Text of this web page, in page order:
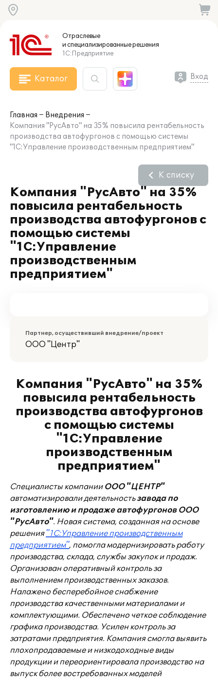
Отраслевые
и специализированныерешения
1С:Предприятие
Каталог Вход
Главная
Внедрения
Компания "РусАвто" на 35% повысила рентабельность
производства автофургонов с помощью системы
"1С:Управление производственным предприятием"
Компания "РусАвто" на 35%
повысила рентабельность
производства автофургонов с
помощью системы
"1С:Управление
производственным
предприятием"
К списку
Партнер, осуществивший внедрение/проект
ООО "Центр"
Компания "РусАвто" на 35%
повысила рентабельность
производства автофургонов
с помощью системы
"1С:Управление
производственным
предприятием"
Специалисты компании ООО "ЦЕНТР"
автоматизировали деятельностьзавода по
изготовлению и продаже автофургонов ООО
"РусАвто". Новая система, созданная на основе
решения "1С:Управление производственным
предприятием", помогла модернизировать работу
производства, склада, службы закупок и продаж.
Организован оперативный контроль за
выполнением производственных заказов.
Налажено бесперебойное снабжение
производства качественными материалами и
комплектующими. Обеспечено четкое соблюдение
графика производства. Усилен контроль за
затратами предприятия. Компания смогла выявить
плохопродаваемые и низкодоходные виды
продукции и переориентировала производство на
выпуск более востребованных моделей